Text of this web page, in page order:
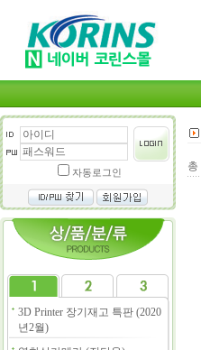
자동로그인
3D Printer 장기재고 특판 (2020
년2월)
총